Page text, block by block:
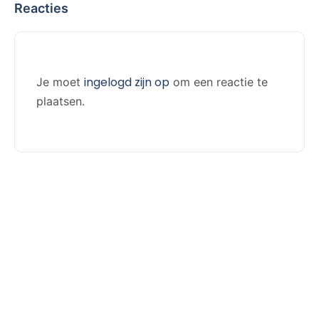
Reacties
Je moet ingelogd zijn op om een reactie te
plaatsen.